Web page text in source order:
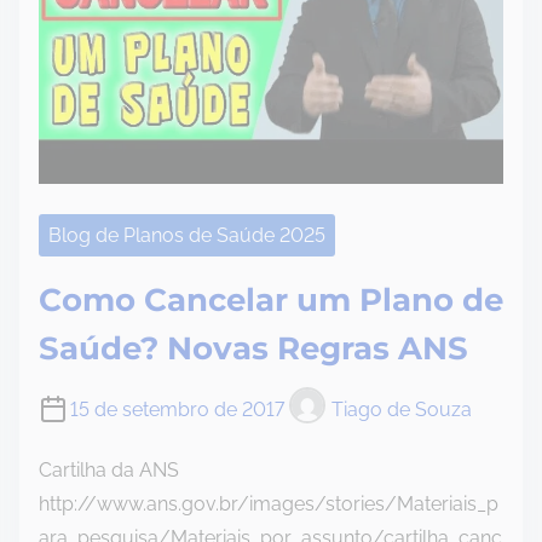
Blog de Planos de Saúde 2025
Como Cancelar um Plano de
Saúde? Novas Regras ANS
15 de setembro de 2017 Tiago de Souza
Cartilha da ANS
http://www.ans.gov.br/images/stories/Materiais_p